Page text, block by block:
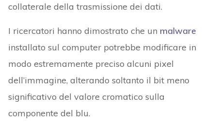
collaterale della trasmissione dei dati.
I ricercatori hanno dimostrato che un malware
installato sul computer potrebbe modificare in
modo estremamente preciso alcuni pixel
dell’immagine, alterando soltanto il bit meno
significativo del valore cromatico sulla
componente del blu.